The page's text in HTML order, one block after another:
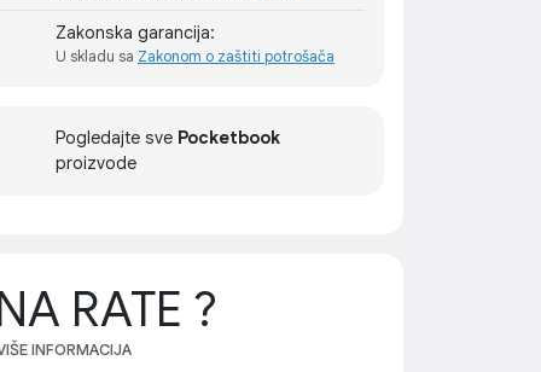
Zakonska garancija:
U skladu sa Zakonom o zaštiti potrošača
Pogledajte sve Pocketbook
proizvode
RATE ?
INFORMACIJA